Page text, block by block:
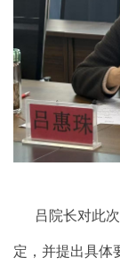
吕院长对此次
定，并提出具体